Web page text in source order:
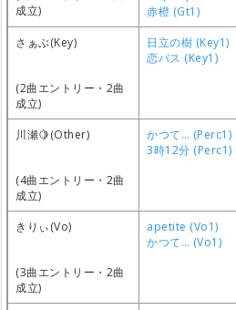
成立)
赤橙 (Gt1)
さぁぶ(Key)
(2曲エントリー・2曲
成立)
日立の樹 (Key1)
恋バス (Key1)
川瀬🍋(Other)
(4曲エントリー・2曲
成立)
かつて… (Perc1)
3時12分 (Perc1)
きりぃ(Vo)
(3曲エントリー・2曲
成立)
apetite (Vo1)
かつて… (Vo1)